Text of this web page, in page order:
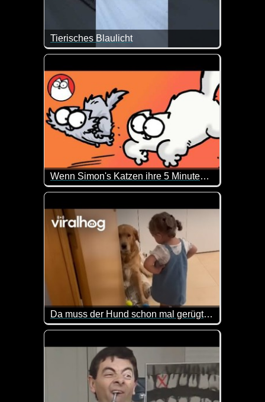
Tierisches Blaulicht
Da hat jemand zurecht das Blaulicht auf dem
Wenn Simon's Katzen ihre 5 Minuten haben
Er hat es wirklich nicht leicht. Zumal es jetzt ja
Da muss der Hund schon mal gerügt werden
Die Kleine ist doch klasse wie sie ihre Hände in